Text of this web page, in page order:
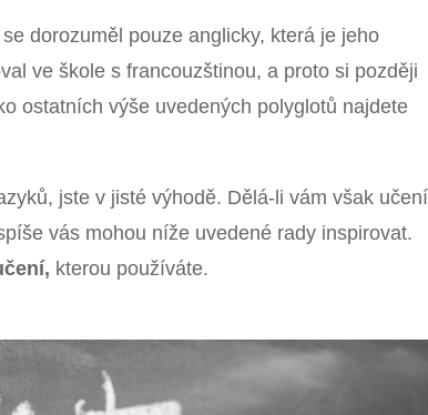
dorozuměl pouze anglicky, která je jeho
ve škole s francouzštinou, a proto si později
ostatních výše uvedených polyglotů najdete
jste v jisté výhodě. Dělá-li vám však učení
vás mohou níže uvedené rady inspirovat.
kterou používáte.